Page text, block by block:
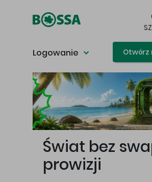
Logowanie Otwórz
Główna treść
Świat bez
prowizji